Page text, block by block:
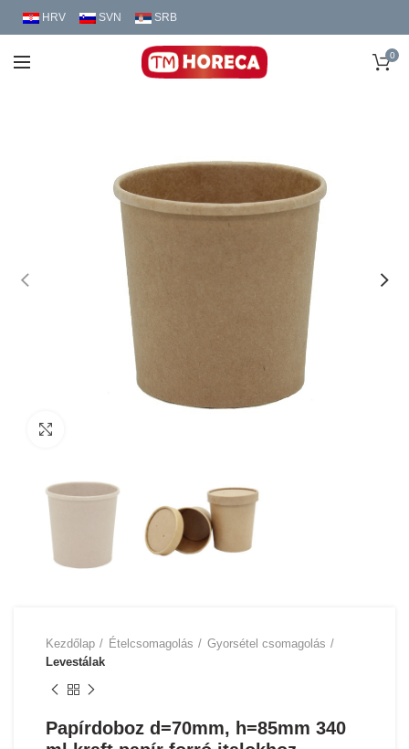
HRV SVN SRB
0
Kezdőlap Ételcsomagolás
Gyorsétel csomagolás
Levestálak
Papírdoboz d=70mm, h=85mm 340